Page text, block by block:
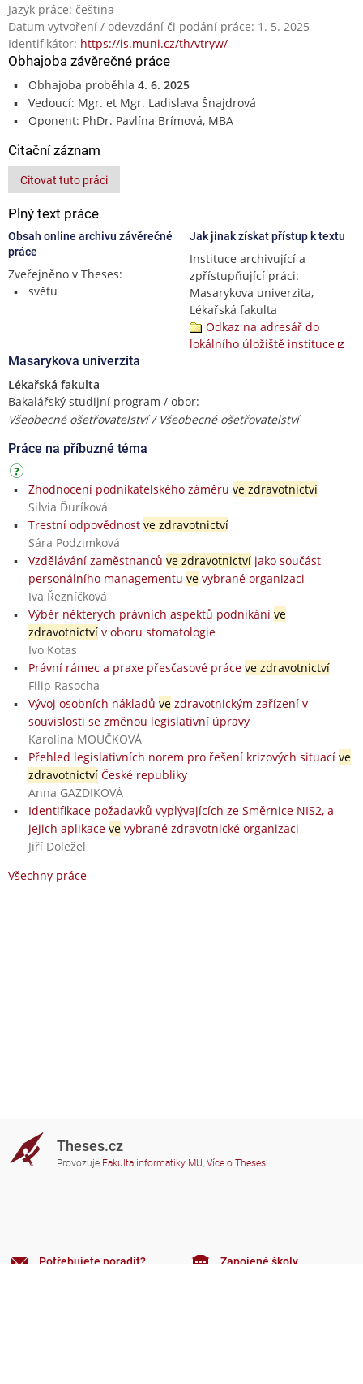
Jazyk práce: čeština
Datum vytvoření / odevzdání či podání práce: 1. 5. 2025
Identifikátor: https://is.muni.cz/th/vtryw/
Obhajoba závěrečné práce
Obhajoba proběhla 4. 6. 2025
Vedoucí: Mgr. et Mgr. Ladislava Šnajdrová
Oponent: PhDr. Pavlína Brímová, MBA
Citační záznam
Citovat tuto práci
Plný text práce
Obsah online archivu závěrečné
práce
Zveřejněno v Theses:
světu
Jak jinak získat přístup k textu
Instituce archivující a
zpřístupňující práci:
Masarykova univerzita,
Lékařská fakulta
Odkaz na adresář do
lokálního úložiště instituce
Masarykova univerzita
Lékařská fakulta
Bakalářský studijní program / obor:
Všeobecné ošetřovatelství / Všeobecné ošetřovatelství
Práce na příbuzné téma
Zhodnocení podnikatelského záměru ve zdravotnictví
Silvia Ďuríková
Trestní odpovědnost ve zdravotnictví
Sára Podzimková
Vzdělávání zaměstnanců ve zdravotnictvíjako součást
personálního managementu vevybrané organizaci
Iva Řezníčková
Výběr některých právních aspektů podnikání ve
zdravotnictvív oboru stomatologie
Ivo Kotas
Právní rámec a praxe přesčasové práce ve zdravotnictví
Filip Rasocha
Vývoj osobních nákladů vezdravotnickým zařízení v
souvislosti se změnou legislativní úpravy
Karolína MOUČKOVÁ
Přehled legislativních norem pro řešení krizových situací ve
zdravotnictvíČeské republiky
Anna GAZDIKOVÁ
Identifikace požadavků vyplývajících ze Směrnice NIS2, a
jejich aplikace vevybrané zdravotnické organizaci
Jiří Doležel
Všechny práce
Theses.cz
Provozuje Fakulta informatiky MU, Více o Theses
Potřebujete poradit? Zapojené školy